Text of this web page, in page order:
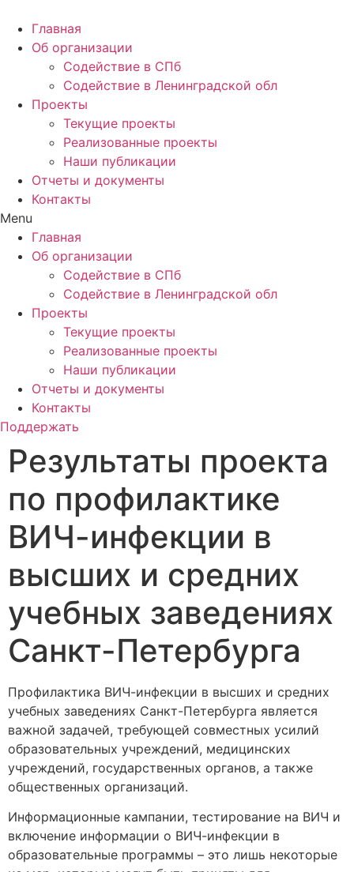
Главная
Об организации
Содействие в СПб
Содействие в Ленинградской обл
Проекты
Текущие проекты
Реализованные проекты
Наши публикации
Отчеты и документы
Контакты
Menu
Главная
Об организации
Содействие в СПб
Содействие в Ленинградской обл
Проекты
Текущие проекты
Реализованные проекты
Наши публикации
Отчеты и документы
Контакты
Поддержать
Результаты проекта
по профилактике
ВИЧ-инфекции в
высших и средних
учебных заведениях
Санкт-Петербурга
Профилактика ВИЧ-инфекции в высших и средних
учебных заведениях Санкт-Петербурга является
важной задачей, требующей совместных усилий
образовательных учреждений, медицинских
учреждений, государственных органов, а также
общественных организаций.
Информационные кампании, тестирование на ВИЧ и
включение информации о ВИЧ-инфекции в
образовательные программы – это лишь некоторые